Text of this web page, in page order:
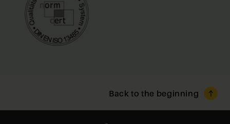
Back to the beginning